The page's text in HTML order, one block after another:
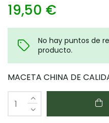
19,50 €
No hay puntos de
producto.
MACETA CHINA DE